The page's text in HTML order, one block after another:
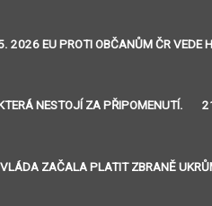
2026 EU PROTI OBČANŮM ČR VEDE
NESTOJÍ ZA PŘIPOMENUTÍ.
ZAČALA PLATIT ZBRANĚ